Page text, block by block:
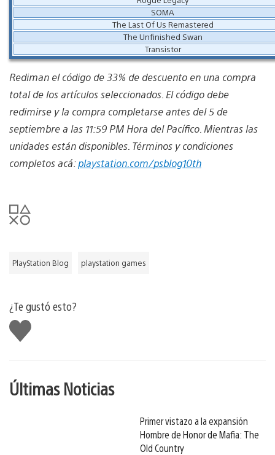
SOMA
The Last Of Us Remastered
The Unfinished Swan
Transistor
Rediman el código de 33% de descuento en una compra
total de los artículos seleccionados. El código debe
redimirse y la compra completarse antes del 5 de
septiembre a las 11:59 PM Hora del Pacífico. Mientras las
unidades están disponibles. Términos y condiciones
completos acá:playstation.com/psblog10th
PlayStation Blog playstation games
¿Te gustó esto?
Me
gusta
Últimas Noticias
Primer vistazo a la expansión
Hombre de Honor de Mafia: The
Old Country